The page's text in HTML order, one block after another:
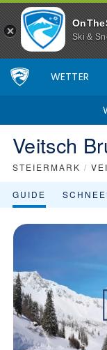
Ski &
WETTER
Veitsch
STEIERMARK /
GUIDE